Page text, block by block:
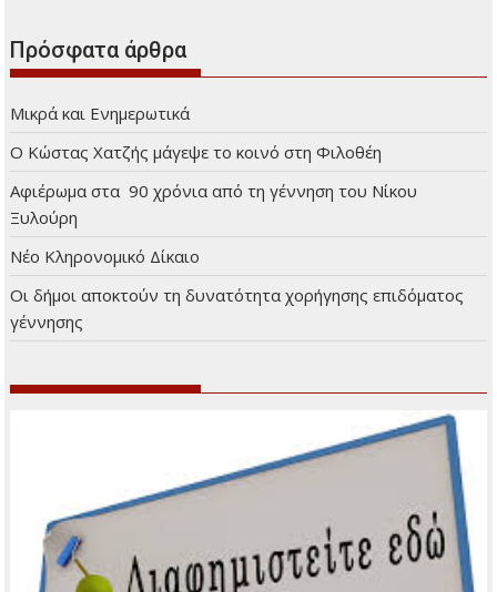
Πρόσφατα άρθρα
Μικρά και Ενημερωτικά
Ο Κώστας Χατζής μάγεψε το κοινό στη Φιλοθέη
Αφιέρωμα στα 90 χρόνια από τη γέννηση του Νίκου
Ξυλούρη
Νέο Κληρονομικό Δίκαιο
Οι δήμοι αποκτούν τη δυνατότητα χορήγησης επιδόματος
γέννησης